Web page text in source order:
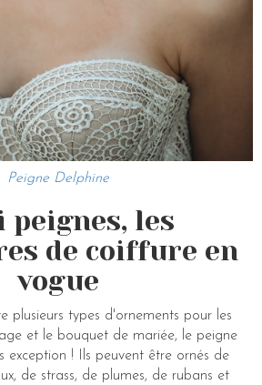
Peigne Delphine
peignes, les
de coiffure en
vogue
plusieurs types d'ornements pour les
et le bouquet de mariée, le peigne
exception ! Ils peuvent être ornés de
de strass, de plumes, de rubans et